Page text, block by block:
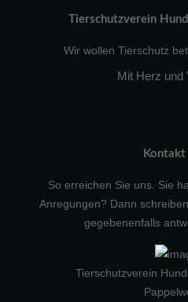
Tierschutzverein
Wir wollen Tierschutz
Mit Herz und
Kontakt
So erreichen Sie uns. Sie
Anregungen? Dann
gegebenenfalls
Tierschutzverein